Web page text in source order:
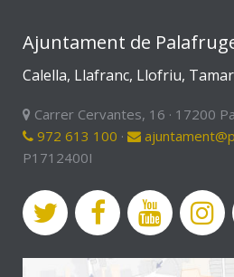
Ajuntament de
Calella, Llafranc, Llofriu,
Carrer Cervantes, 16 · 17200
972 613 100 ·
P1712400I